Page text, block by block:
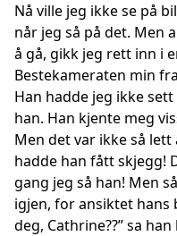
Nå ville jeg ikke se på
når jeg så på det. Men
å gå, gikk jeg rett inn i
Bestekameraten min
Han hadde jeg ikke sett
han. Han kjente meg
Men det var ikke så
hadde han fått skjegg!
gang jeg så han! Men
igjen, for ansiktet hans
deg, Cathrine??” sa